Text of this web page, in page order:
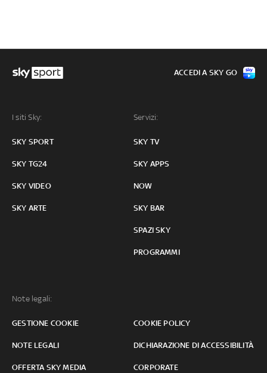
I siti Sky:
SKY SPORT
SKY TG24
SKY VIDEO
SKY ARTE
Servizi:
SKY TV
SKY APPS
NOW
SKY BAR
SPAZI SKY
PROGRAMMI
Note legali:
GESTIONE COOKIE COOKIE POLICY
NOTE LEGALI DICHIARAZIONE DI ACCESSIBILITÀ
OFFERTA SKY MEDIA CORPORATE
ACCEDI A SKY GO